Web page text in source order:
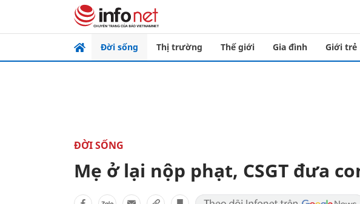
Đời sống Thị trường Thế giới Gia đình Giới trẻ
ĐỜI SỐNG
Mẹ ở lại nộp phạt, CSGT đưa